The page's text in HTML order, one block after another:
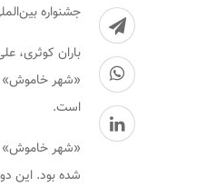
جشنواره بین‌الملی فیلم تالین از تاریخ ۱۱
باران کوثری،
«شهر خاموش»
است.
«شهر خاموش»
شده بود. این